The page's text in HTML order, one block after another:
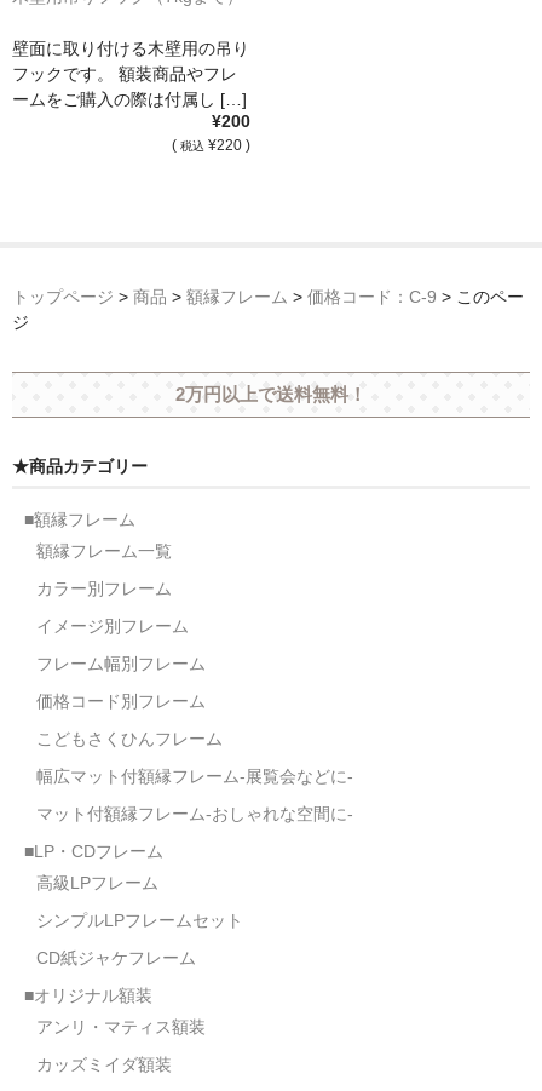
壁面に取り付ける木壁用の吊り
フックです。 額装商品やフレ
ームをご購入の際は付属し […]
¥200
( 税込 ¥220 )
トップページ > 商品 > 額縁フレーム > 価格コード：C-9 > このペー
ジ
2万円以上で送料無料！
★商品カテゴリー
■額縁フレーム
額縁フレーム一覧
カラー別フレーム
イメージ別フレーム
フレーム幅別フレーム
価格コード別フレーム
こどもさくひんフレーム
幅広マット付額縁フレーム-展覧会などに-
マット付額縁フレーム-おしゃれな空間に-
■LP・CDフレーム
高級LPフレーム
シンプルLPフレームセット
CD紙ジャケフレーム
■オリジナル額装
アンリ・マティス額装
カッズミイダ額装